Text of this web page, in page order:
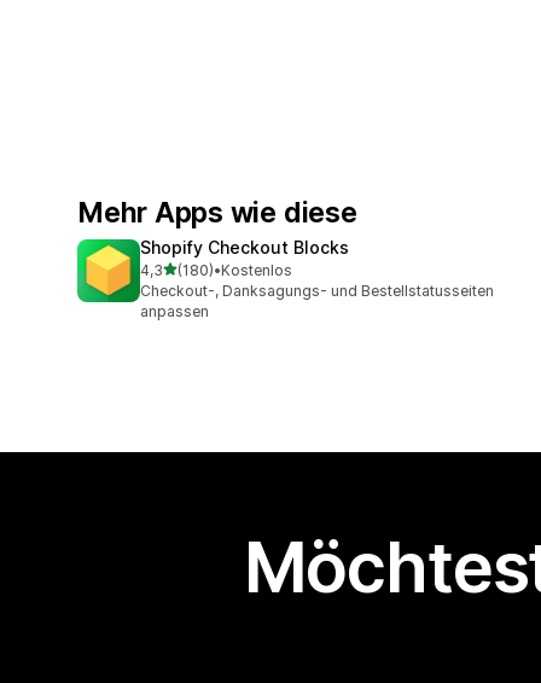
Mehr Apps wie diese
Shopify Checkout Blocks
4,3von 5 Sternen
(180)
180 Rezensionen insgesamt
•Kostenlos
Checkout-, Danksagungs- und Bestellstatusseiten
anpassen